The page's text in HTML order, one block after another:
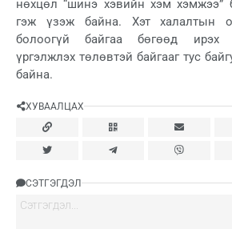
нөхцөл “шинэ хэвийн хэм хэмжээ”
гэж үзэж байна. Хэт халалтын
болоогүй байгаа бөгөөд ирэх
үргэлжлэх төлөвтэй байгааг тус
байна.
ХУВААЛЦАХ
СЭТГЭГДЭЛ